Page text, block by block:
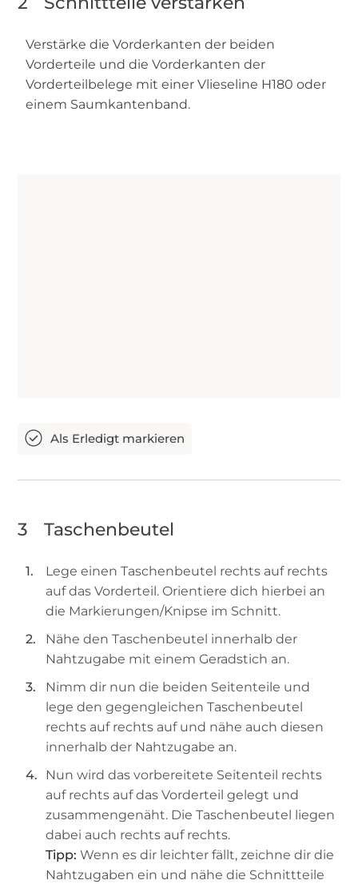
Verstärke die Vorderkanten der beiden
Vorderteile und die Vorderkanten der
Vorderteilbelege mit einer Vlieseline H180 oder
einem Saumkantenband.
3 Taschenbeutel
Lege einen Taschenbeutel rechts auf rechts
auf das Vorderteil. Orientiere dich hierbei an
die Markierungen/Knipse im Schnitt.
Nähe den Taschenbeutel innerhalb der
Nahtzugabe mit einem Geradstich an.
Nimm dir nun die beiden Seitenteile und
lege den gegengleichen Taschenbeutel
rechts auf rechts auf und nähe auch diesen
innerhalb der Nahtzugabe an.
Nun wird das vorbereitete Seitenteil rechts
auf rechts auf das Vorderteil gelegt und
zusammengenäht. Die Taschenbeutel liegen
dabei auch rechts auf rechts.
Tipp: Wenn es dir leichter fällt, zeichne dir die
Nahtzugaben ein und nähe die Schnittteile